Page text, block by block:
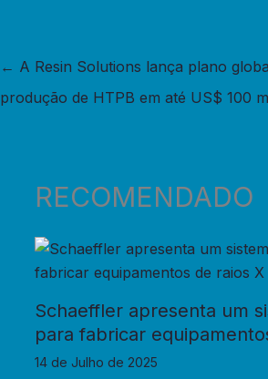
← A Resin Solutions lança plano
produção de HTPB em até US$ 100
RECOMENDADO
Schaeffler apresenta um
para fabricar
14 de Julho de 2025